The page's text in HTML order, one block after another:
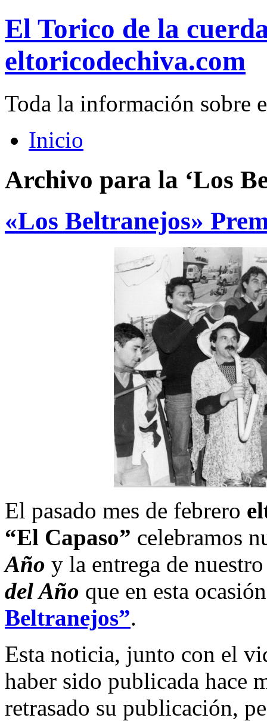
El Torico de la
eltoricodechiva.com
Toda la información sobre
Inicio
Archivo para la ‘Los
«Los Beltranejos»
El pasado mes de febrero
“El Capaso” celebramos
Año y la entrega de
del Año que en esta
Beltranejos”.
Esta noticia, junto con el
haber sido publicada hace
retrasado su publicación,